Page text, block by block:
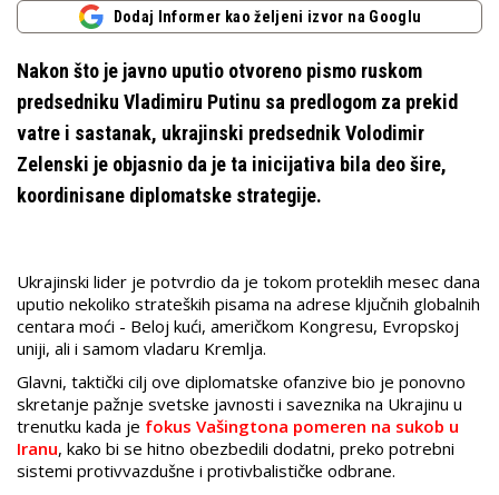
Dodaj Informer kao željeni izvor na Googlu
Nakon što je javno uputio otvoreno pismo ruskom
predsedniku Vladimiru Putinu sa predlogom za prekid
vatre i sastanak, ukrajinski predsednik Volodimir
Zelenski je objasnio da je ta inicijativa bila deo šire,
koordinisane diplomatske strategije.
Ukrajinski lider je potvrdio da je tokom proteklih mesec dana
uputio nekoliko strateških pisama na adrese ključnih globalnih
centara moći - Beloj kući, američkom Kongresu, Evropskoj
uniji, ali i samom vladaru Kremlja.
Glavni, taktički cilj ove diplomatske ofanzive bio je ponovno
skretanje pažnje svetske javnosti i saveznika na Ukrajinu u
trenutku kada je fokus Vašingtona pomeren na sukob u
Iranu, kako bi se hitno obezbedili dodatni, preko potrebni
sistemi protivvazdušne i protivbalističke odbrane.